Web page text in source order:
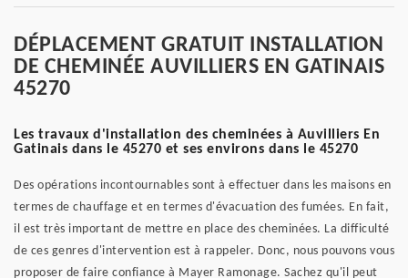
DÉPLACEMENT GRATUIT INSTALLATION
DE CHEMINÉE AUVILLIERS EN GATINAIS
45270
Les travaux d'installation des cheminées à Auvilliers En
Gatinais dans le 45270 et ses environs dans le 45270
Des opérations incontournables sont à effectuer dans les maisons en
termes de chauffage et en termes d'évacuation des fumées. En fait,
il est très important de mettre en place des cheminées. La difficulté
de ces genres d'intervention est à rappeler. Donc, nous pouvons vous
proposer de faire confiance à Mayer Ramonage. Sachez qu'il peut